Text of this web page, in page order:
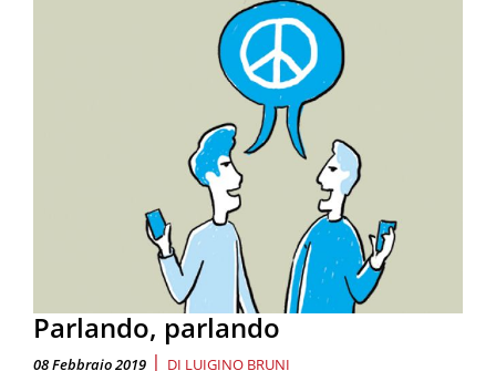
Parlando, parlando
08 Febbraio 2019 | DI LUIGINO BRUNI